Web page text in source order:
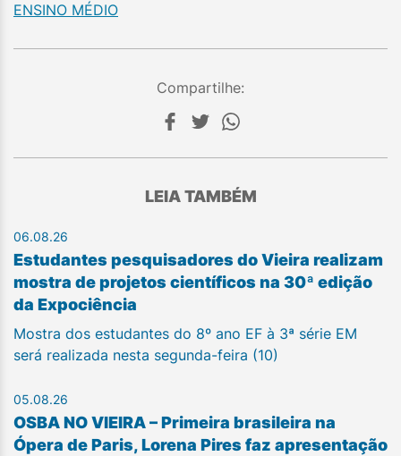
ENSINO MÉDIO
Compartilhe:
LEIA TAMBÉM
06.08.26
Estudantes pesquisadores do Vieira realizam
mostra de projetos científicos na 30ª edição
da Expociência
Mostra dos estudantes do 8º ano EF à 3ª série EM
será realizada nesta segunda-feira (10)
05.08.26
OSBA NO VIEIRA – Primeira brasileira na
Ópera de Paris, Lorena Pires faz apresentação